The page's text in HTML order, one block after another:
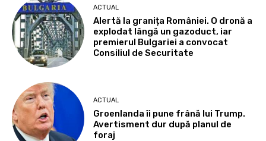
ACTUAL
Alertă la granița României. O dronă a
explodat lângă un gazoduct, iar
premierul Bulgariei a convocat
Consiliul de Securitate
ACTUAL
Groenlanda îi pune frână lui Trump.
Avertisment dur după planul de
foraj